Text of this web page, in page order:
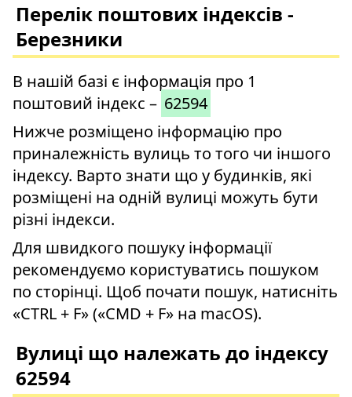
Перелік поштових індексів -
Березники
В нашій базі є інформація про 1
поштовий індекс – 62594
Нижче розміщено інформацію про
приналежність вулиць то того чи іншого
індексу. Варто знати що у будинків, які
розміщені на одній вулиці можуть бути
різні індекси.
Для швидкого пошуку інформації
рекомендуємо користуватись пошуком
по сторінці. Щоб почати пошук, натисніть
«CTRL + F» («CMD + F» на macOS).
Вулиці що належать до індексу
62594